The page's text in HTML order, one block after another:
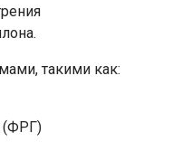
такими как:
(ФРГ)